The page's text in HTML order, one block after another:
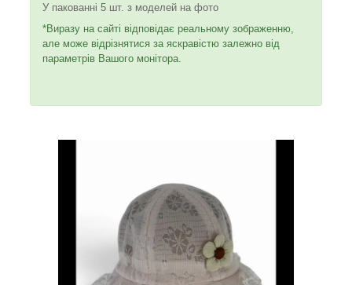
У пакованні 5 шт. з моделей на фото
*Виразу на сайті відповідає реальному зображенню,
але може відрізнятися за яскравістю залежно від
параметрів Вашого монітора.